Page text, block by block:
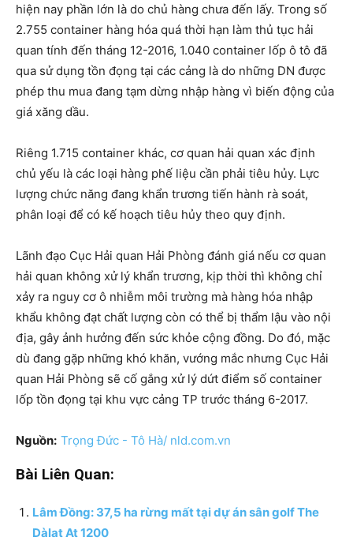
hiện nay phần lớn là do chủ hàng chưa đến lấy. Trong số
2.755 container hàng hóa quá thời hạn làm thủ tục hải
quan tính đến tháng 12-2016, 1.040 container lốp ô tô đã
qua sử dụng tồn đọng tại các cảng là do những DN được
phép thu mua đang tạm dừng nhập hàng vì biến động của
giá xăng dầu.
Riêng 1.715 container khác, cơ quan hải quan xác định
chủ yếu là các loại hàng phế liệu cần phải tiêu hủy. Lực
lượng chức năng đang khẩn trương tiến hành rà soát,
phân loại để có kế hoạch tiêu hủy theo quy định.
Lãnh đạo Cục Hải quan Hải Phòng đánh giá nếu cơ quan
hải quan không xử lý khẩn trương, kịp thời thì không chỉ
xảy ra nguy cơ ô nhiễm môi trường mà hàng hóa nhập
khẩu không đạt chất lượng còn có thể bị thẩm lậu vào nội
địa, gây ảnh hưởng đến sức khỏe cộng đồng. Do đó, mặc
dù đang gặp những khó khăn, vướng mắc nhưng Cục Hải
quan Hải Phòng sẽ cố gắng xử lý dứt điểm số container
lốp tồn đọng tại khu vực cảng TP trước tháng 6-2017.
Nguồn: Trọng Đức - Tô Hà/ nld.com.vn
Bài Liên Quan:
Lâm Đồng: 37,5 ha rừng mất tại dự án sân golf The
Dàlat At 1200